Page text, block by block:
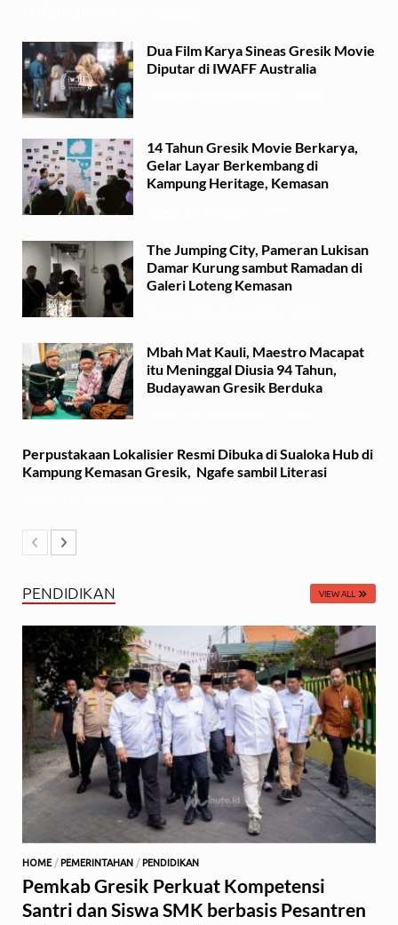
Dua Film Karya Sineas Gresik Movie
Diputar di IWAFF Australia
14 Tahun Gresik Movie Berkarya,
Gelar Layar Berkembang di
Kampung Heritage, Kemasan
The Jumping City, Pameran Lukisan
Damar Kurung sambut Ramadan di
Galeri Loteng Kemasan
Mbah Mat Kauli, Maestro Macapat
itu Meninggal Diusia 94 Tahun,
Budayawan Gresik Berduka
Perpustakaan Lokalisier Resmi Dibuka di Sualoka Hub di
Kampung Kemasan Gresik, Ngafe sambil Literasi
PENDIDIKAN VIEW ALL
HOME/ PEMERINTAHAN / PENDIDIKAN
Pemkab Gresik Perkuat Kompetensi
Santri dan Siswa SMK berbasis Pesantren